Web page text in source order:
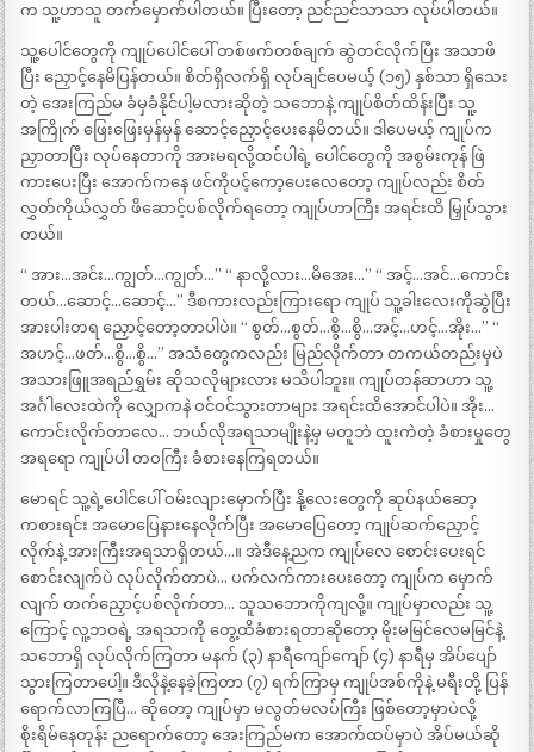
က သူ့ဟာသူ တက်မှောက်ပါတယ်။ ပြီးတော့ ညင်ညင်သာသာ လုပ်ပါတယ်။
သူ့ပေါင်တွေကို ကျုပ်ပေါင်ပေါ် တစ်ဖက်တစ်ချက် ဆွဲတင်လိုက်ပြီး အသာဖိ
ပြီး ညှောင့်နေမိပြန်တယ်။ စိတ်ရှိလက်ရှိ လုပ်ချင်ပေမယ့် (၁၅) နှစ်သာ ရှိသေး
တဲ့ အေးကြည်မ ခံမှခံနိုင်ပါ့မလားဆိုတဲ့ သဘောနဲ့ ကျုပ်စိတ်ထိန်းပြီး သူ့
အကြိုက် ဖြေးဖြေးမှန်မှန် ဆောင့်ညှောင့်ပေးနေမိတယ်။ ဒါပေမယ့် ကျုပ်က
ညှာတာပြီး လုပ်နေတာကို အားမရလို့ထင်ပါရဲ့ ပေါင်တွေကို အစွမ်းကုန် ဖြဲ
ကားပေးပြီး အောက်ကနေ ဖင်ကိုပင့်ကော့ပေးလေတော့ ကျုပ်လည်း စိတ်
လွှတ်ကိုယ်လွှတ် ဖိဆောင့်ပစ်လိုက်ရတော့ ကျုပ်ဟာကြီး အရင်းထိ မြှုပ်သွား
တယ်။
“ အား…အင်း…ကျွတ်…ကျွတ်…” “ နာလို့လား…မိအေး…” “ အင့်…အင်…ကောင်း
တယ်…ဆောင့်…ဆောင့်…” ဒီစကားလည်းကြားရော ကျုပ် သူ့ခါးလေးကိုဆွဲပြီး
အားပါးတရ ညှောင့်တော့တာပါပဲ။ “ စွတ်…စွတ်…စွိ…စွိ…အင့်…ဟင့်…အိုး…” “
အဟင့်…ဖတ်…စွိ…စွိ…” အသံတွေကလည်း မြည်လိုက်တာ တကယ်တည်းမှပဲ
အသားဖြူအရည်ရွှမ်း ဆိုသလိုများလား မသိပါဘူး။ ကျုပ်တန်ဆာဟာ သူ့
အင်္ဂါလေးထဲကို လျှောကနဲ ဝင်ဝင်သွားတာများ အရင်းထိအောင်ပါပဲ။ အိုး…
ကောင်းလိုက်တာလေ… ဘယ်လိုအရသာမျိုးနဲ့မှ မတူဘဲ ထူးကဲတဲ့ ခံစားမှုတွေ
အရရော ကျုပ်ပါ တဝကြီး ခံစားနေကြရတယ်။
မောရင် သူ့ရဲ့ပေါင်ပေါ် ဝမ်းလျားမှောက်ပြီး နို့လေးတွေကို ဆုပ်နယ်ဆော့
ကစားရင်း အမောပြေနားနေလိုက်ပြီး အမောပြေတော့ ကျုပ်ဆက်ညှောင့်
လိုက်နဲ့ အားကြီးအရသာရှိတယ်…။ အဲဒီနေ့ညက ကျုပ်လေ စောင်းပေးရင်
စောင်းလျက်ပဲ လုပ်လိုက်တာပဲ… ပက်လက်ကားပေးတော့ ကျုပ်က မှောက်
လျက် တက်ညှောင့်ပစ်လိုက်တာ… သူသဘောကိုကျလို့။ ကျုပ်မှာလည်း သူ့
ကြောင့် လူ့ဘဝရဲ့ အရသာကို တွေ့ထိခံစားရတာဆိုတော့ မိုးမမြင်လေမမြင်နဲ့
သဘောရှိ လုပ်လိုက်ကြတာ မနက် (၃) နာရီကျော်ကျော် (၄) နာရီမှ အိပ်ပျော်
သွားကြတာပေါ့။ ဒီလိုနဲ့နေခဲ့ကြတာ (၇) ရက်ကြာမှ ကျုပ်အစ်ကိုနဲ့ မရီးတို့ ပြန်
ရောက်လာကြပြီ… ဆိုတော့ ကျုပ်မှာ မလွတ်မလပ်ကြီး ဖြစ်တော့မှာပဲလို့
စိုးရိမ်နေတုန်း ညရောက်တော့ အေးကြည်မက အောက်ထပ်မှာပဲ အိပ်မယ်ဆို